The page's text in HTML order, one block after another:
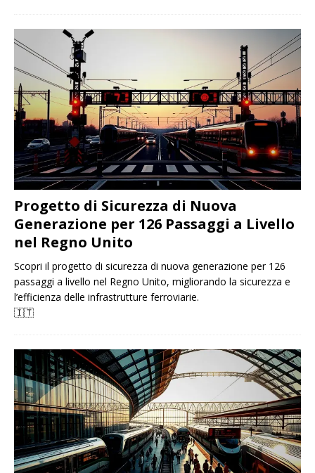
Progetto di Sicurezza di Nuova
Generazione per 126 Passaggi a Livello
nel Regno Unito
Scopri il progetto di sicurezza di nuova generazione per 126
passaggi a livello nel Regno Unito, migliorando la sicurezza e
l’efficienza delle infrastrutture ferroviarie.
🇮🇹